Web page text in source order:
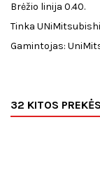
Brėžio linija 0.40.
Tinka
Gamintojas:
32 KITOS